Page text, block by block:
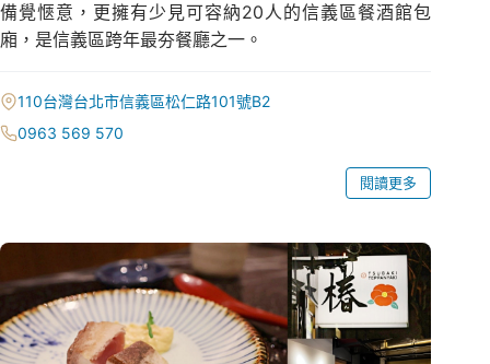
備覺愜意，更擁有少見可容納20人的信義區餐酒館包
廂，是信義區跨年最夯餐廳之一。
110台灣台北市信義區松仁路101號B2
0963 569 570
閱讀更多